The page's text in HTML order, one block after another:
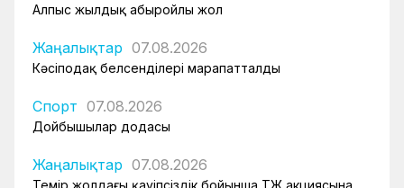
Алпыс жылдық абыройлы жол
Жаңалықтар 07.08.2026
Кәсіподақ белсенділері марапатталды
Спорт 07.08.2026
Дойбышылар додасы
Жаңалықтар 07.08.2026
Темір жолдағы қауіпсіздік бойынша ҚТЖ акциясына